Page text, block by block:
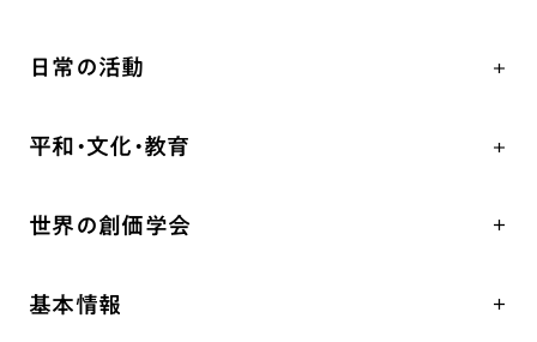
祈り
聖典
釈尊～法華経
日常の活動
座談会
仏法を語る
平和・文化・教育
「人権文化」「ジェンダー平等」を促進
世界の創価学会
基本情報